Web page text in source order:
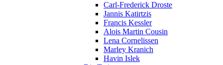
Carl-Frederick Droste
Jannis Katirtzis
Francis Kessler
Alois Martin Cousin
Lena Cornelissen
Marley Kranich
Havin Islek